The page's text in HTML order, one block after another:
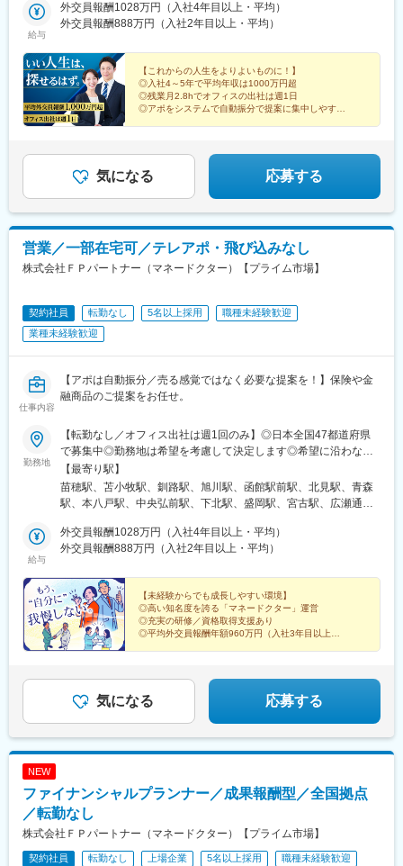
都宮駅東口駅、秩父駅、千葉中央駅、東海神駅、神保町駅、湯島
駅、小伝馬町駅、仲御徒町駅、奥沢駅、立川南駅、秋葉原駅、日
駅、新豊橋駅、栄駅(愛知県)、大津駅、丸太町駅(京都市営)、四ツ
橋駅、大阪梅田駅(阪神線)、神戸三宮駅(阪急・神戸高速)、田町駅
(岡山県)、松川町駅、本通駅、瓦町駅、南堀端駅、デンテツターミ
ナルビル前駅、平和通駅、大橋駅(長崎県)、佐世保駅、九品寺交差
点駅、甲東中学校前駅、県庁前駅(沖縄県)
ご確認ください。
駅、南長井駅、さくらんぼ東根駅、郡山駅(福島県)、いわき駅、福
島駅(福島県)、小見川駅、つくば駅、偕楽園駅、東宿郷駅、小山
(埼玉県)、川越駅、御花畑駅、南浦和駅、東松山駅、深谷駅、葭川
公園駅、京成成田駅、海浜幕張駅、船橋駅、柏駅、水道橋駅、末
広町駅(東京都)、馬喰町駅、吉祥寺駅、町田駅、自由が丘駅、立川
駅、京王八王子駅、岩本町駅、日本大通り駅、伊勢佐木長者町
駅、藤沢駅、平塚駅、沼津駅、高島町駅、馬車道駅、みなとみら
前駅(長野県)、信濃荒井駅、電気ビル前駅、北鉄金沢駅、仁愛女子
高校駅、敦賀駅、西岐阜駅、高山駅、多治見駅、新静岡駅、富士
駅、手柄駅、新大宮駅、和歌山市駅、鳥取駅、松江駅、電鉄出雲
市駅、岡山駅前駅、銀山町駅、福山駅、袋町駅、新山口駅、徳山
駅、徳島駅、阿南駅、片原町駅(香川県)、松山市駅、丸亀駅、はり
米駅、佐賀駅、平和公園駅、佐世保中央駅、水道町駅、大分駅、
中津駅(大分県)、宮崎駅、高見馬場駅、隼人駅、美栄橋駅、バスセ
ンター前駅、函館駅、弘前駅、青葉通一番町駅、愛宕橋駅、長井
駅、立川北駅、八王子駅、神田駅(東京都)、石川町駅、関内駅、新
高島駅、大庭駅、新富町駅(富山県)、福井城址大名町駅、遠州病院
京都市役所前駅、心斎橋駅、東梅田駅、元町駅(兵庫県)、三宮・花
時計前駅、山陽姫路駅、岡山駅、稲荷町駅(広島県)、中電前駅、眉
山ロープウェイ山麓駅、高松築港駅、堀詰駅、西小倉駅、東中間
駅、花畑駅、原爆資料館駅、中佐世保駅、通町筋駅、加治屋町
駅、牧志駅、市役所前駅(北海道)、勾当台公園駅、宮城野通駅、宇
駅、小伝馬町駅、仲御徒町駅、奥沢駅、立川南駅、秋葉原駅、日
ノ出町駅、横浜駅、桜木町駅、桜橋駅(富山県)、福井駅、新浜松
橋駅、大阪梅田駅(阪神線)、神戸三宮駅(阪急・神戸高速)、田町駅
(岡山県)、松川町駅、本通駅、瓦町駅、南堀端駅、デンテツターミ
ナルビル前駅、平和通駅、大橋駅(長崎県)、佐世保駅、九品寺交差
点駅、甲東中学校前駅、県庁前駅(沖縄県)
給与
外交員報酬1028万円（入社4年目以上・平均）
外交員報酬888万円（入社2年目以上・平均）
【これからの人生をよりよいものに！】
◎入社4～5年で平均年収は1000万円超
◎残業月2.8hでオフィスの出社は週1日
◎アポをシステムで自動振分で提案に集中しやすい
気になる 応募する
営業／一部在宅可／テレアポ・飛び込みなし
株式会社ＦＰパートナー（マネードクター）【プライム市場】
契約社員 転勤なし 5名以上採用
職種未経験歓迎
業種未経験歓迎
仕事内容
【アポは自動振分／売る感覚ではなく必要な提案を！】保険や金
融商品のご提案をお任せ。
勤務地
【転勤なし／オフィス出社は週1回のみ】◎日本全国47都道府県
で募集中◎勤務地は希望を考慮して決定します◎希望に沿わない
転勤はありません＜本社＞■東京都台東区浅草橋1-1-8 FP浅草橋ビ
ル・JR中央・総武線『浅草橋駅』西口出口より徒歩約2分・都営
地下鉄浅草線『浅草橋駅』A2出口より徒歩約3分・JR総武線快速
禁煙）▼勤務地の詳細は以下をご確認ください
【最寄り駅】
苗穂駅、苫小牧駅、釧路駅、旭川駅、函館駅前駅、北見駅、青森
駅、本八戸駅、中央弘前駅、下北駅、盛岡駅、宮古駅、広瀬通
駅、南長井駅、さくらんぼ東根駅、郡山駅(福島県)、いわき駅、福
島駅(福島県)、小見川駅、つくば駅、偕楽園駅、東宿郷駅、小山
(埼玉県)、川越駅、御花畑駅、南浦和駅、東松山駅、深谷駅、葭川
公園駅、京成成田駅、海浜幕張駅、船橋駅、柏駅、水道橋駅、末
広町駅(東京都)、馬喰町駅、吉祥寺駅、町田駅、自由が丘駅、立川
駅、京王八王子駅、岩本町駅、日本大通り駅、伊勢佐木長者町
駅、藤沢駅、平塚駅、沼津駅、高島町駅、馬車道駅、みなとみら
前駅(長野県)、信濃荒井駅、電気ビル前駅、北鉄金沢駅、仁愛女子
高校駅、敦賀駅、西岐阜駅、高山駅、多治見駅、新静岡駅、富士
駅、徳島駅、阿南駅、片原町駅(香川県)、松山市駅、丸亀駅、はり
まや橋駅、博多駅、小倉駅(福岡県)、東比恵駅、通谷駅、西鉄久留
米駅、佐賀駅、平和公園駅、佐世保中央駅、水道町駅、大分駅、
ンター前駅、函館駅、弘前駅、青葉通一番町駅、愛宕橋駅、長井
給与
外交員報酬1028万円（入社4年目以上・平均）
外交員報酬888万円（入社2年目以上・平均）
【未経験からでも成長しやすい環境】
◎高い知名度を誇る「マネードクター」運営
◎充実の研修／資格取得支援あり
◎平均外交員報酬年額960万円（入社3年目以上）
気になる 応募する
NEW
ファイナンシャルプランナー／成果報酬型／全国拠点
／転勤なし
株式会社ＦＰパートナー（マネードクター）【プライム市場】
契約社員 転勤なし 上場企業 5名以上採用 職種未経験歓迎